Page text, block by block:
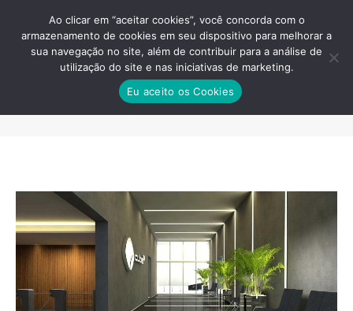
SALA COMERCIAL GUARULHOS
VENDA
Ao clicar em “aceitar cookies”, você concorda com o
armazenamento de cookies em seu dispositivo para melhorar a
sua navegação no site, além de contribuir para a análise de
utilização do site e nas iniciativas de marketing.
Eu aceito os Cookies